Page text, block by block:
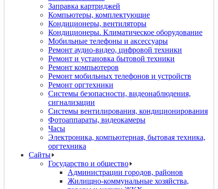
Заправка картриджей
Компьютеры, комплектующие
Кондиционеры, вентиляторы
Кондиционеры. Климатическое оборудование
Мобильные телефоны и аксессуары
Ремонт аудио-видео, цифровой техники
Ремонт и установка бытовой техники
Ремонт компьютеров
Ремонт мобильных телефонов и устройств
Ремонт оргтехники
Системы безопасности, видеонаблюдения,
сигнализации
Системы вентилирования, кондиционирования
Фотоаппараты, видеокамеры
Часы
Электроника, компьютерная, бытовая техника,
оргтехника
Сайты
Государство и общество
Администрации городов, районов
Жилищно-коммунальные хозяйства,